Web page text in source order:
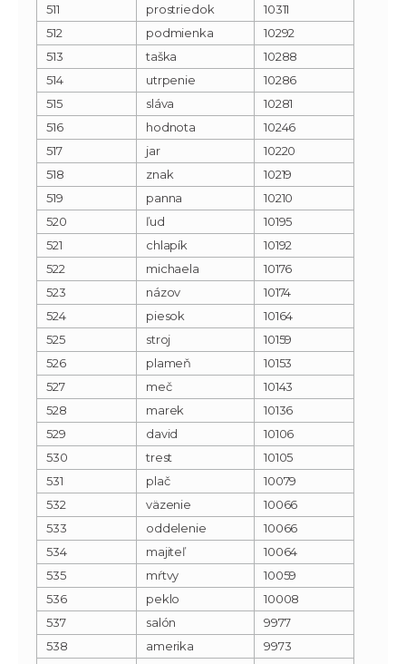
511
prostriedok
10311
512
podmienka
10292
513
taška
10288
514
utrpenie
10286
515
sláva
10281
516
hodnota
10246
517
jar
10220
518
znak
10219
519
panna
10210
520
ľud
10195
521
chlapík
10192
522
michaela
10176
523
názov
10174
524
piesok
10164
525
stroj
10159
526
plameň
10153
527
meč
10143
528
marek
10136
529
david
10106
530
trest
10105
531
plač
10079
532
väzenie
10066
533
oddelenie
10066
534
majiteľ
10064
535
mŕtvy
10059
536
peklo
10008
537
salón
9977
538
amerika
9973